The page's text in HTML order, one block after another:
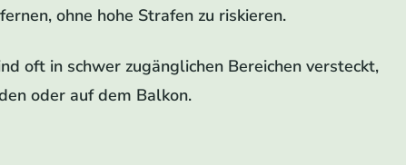
ohne hohe Strafen zu riskieren.
oft in schwer zugänglichen Bereichen versteckt,
oder auf dem Balkon.